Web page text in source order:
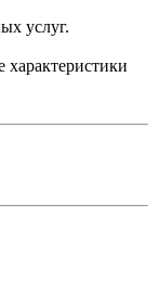
услуг.
характеристики